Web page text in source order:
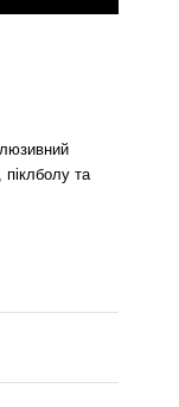
та